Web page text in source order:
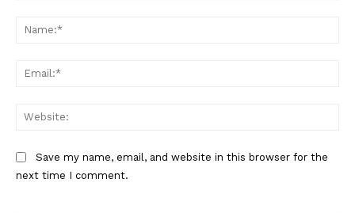
Save my name, email, and website in this browser for the
next time I comment.